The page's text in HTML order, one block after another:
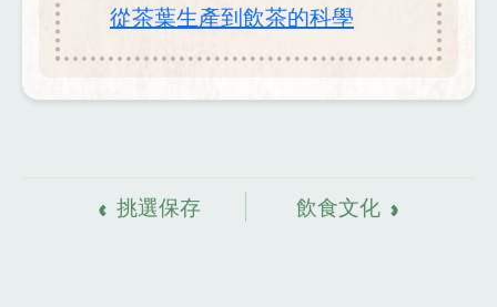
從茶葉生產到飲茶的科學
挑選保存
飲食文化